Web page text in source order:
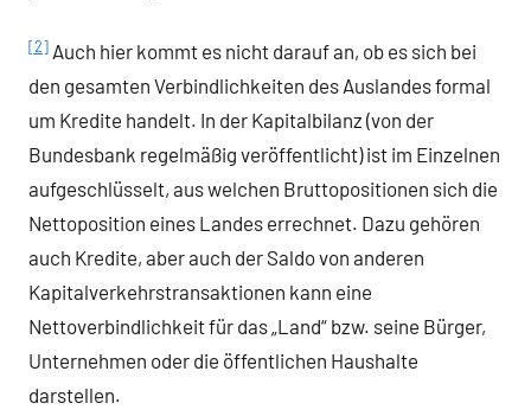
[2] Auch hier kommt es nicht darauf an, ob es sich bei
den gesamten Verbindlichkeiten des Auslandes formal
um Kredite handelt. In der Kapitalbilanz (von der
Bundesbank regelmäßig veröffentlicht) ist im Einzelnen
aufgeschlüsselt, aus welchen Bruttopositionen sich die
Nettoposition eines Landes errechnet. Dazu gehören
auch Kredite, aber auch der Saldo von anderen
Kapitalverkehrstransaktionen kann eine
Nettoverbindlichkeit für das „Land“ bzw. seine Bürger,
Unternehmen oder die öffentlichen Haushalte
darstellen.